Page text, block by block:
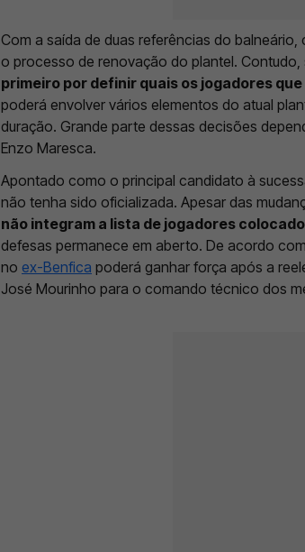
Com a saída de duas referências do
o processo de renovação do plantel. Contudo,
primeiro por definir quais os jogadores
poderá envolver vários elementos do atual
duração. Grande parte dessas decisões
Enzo Maresca.
Apontado como o principal candidato à
não tenha sido oficializada. Apesar das
não integram a lista de jogadores
defesas permanece em aberto. De acordo
no ex-Benfica poderá ganhar força após a
José Mourinho para o comando técnico dos